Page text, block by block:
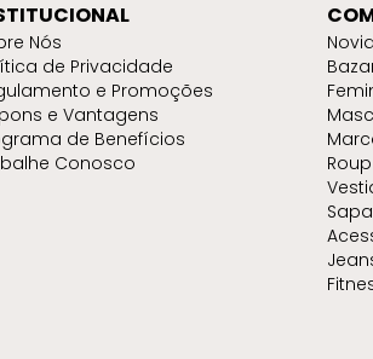
Nós
de Privacidade
e Promoções
e Vantagens
de Benefícios
Conosco